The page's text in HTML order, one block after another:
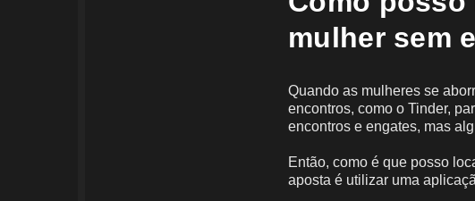
mulher sem
Quando as mulheres se
encontros, como o Tinder,
encontros e engates, mas
Então, como é que posso
aposta é utilizar uma